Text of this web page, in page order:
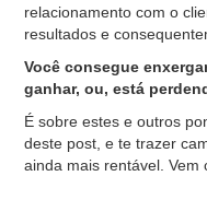
relacionamento com o
resultados e
Você consegue
ganhar, ou, está
É sobre estes e outros
deste post, e te trazer
ainda mais rentável. Vem